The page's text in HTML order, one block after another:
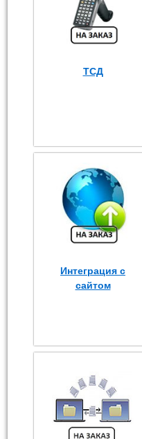
ТСД
Интеграция с
сайтом